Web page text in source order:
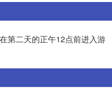
第二天的正午12点前进入游